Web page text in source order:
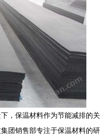
，保温材料作为节能减排的关
团销售部专注于保温材料的研